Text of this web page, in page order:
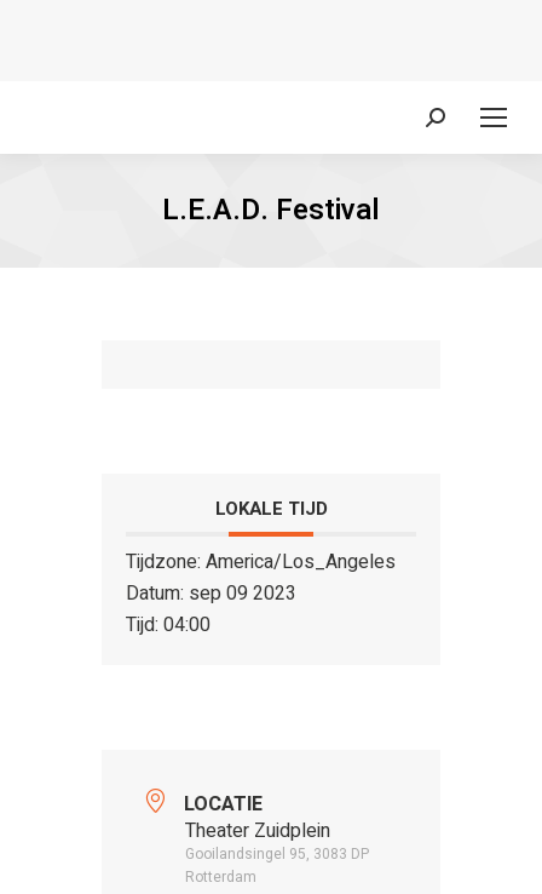
Zoeken:
L.E.A.D. Festival
LOKALE TIJD
Tijdzone: America/Los_Angeles
Datum: sep 09 2023
Tijd: 04:00
LOCATIE
Theater Zuidplein
Gooilandsingel 95, 3083 DP
Rotterdam